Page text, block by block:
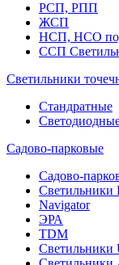
РСП, РПП
ЖСП
НСП, НСО под
ССП
Светильники
Стандратные
Садово-парковые
Садово-
Navigator
ЭРА
TDM
Светильники